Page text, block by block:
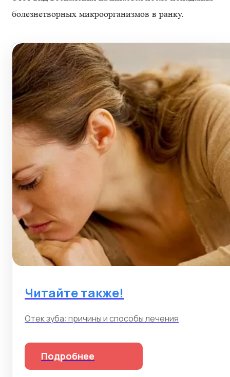
болезнетворных микроорганизмов в ранку.
Читайте также!
Отек зуба: причины и способы лечения
Подробнее